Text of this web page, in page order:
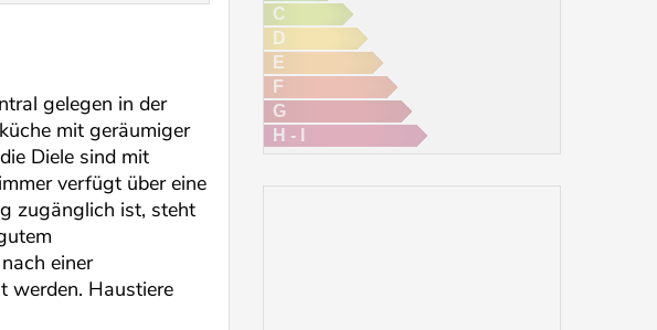
gelegen in der
mit geräumiger
Diele sind mit
verfügt über eine
zugänglich ist, steht
einer
werden. Haustiere
C
D
E
F
G
H - I